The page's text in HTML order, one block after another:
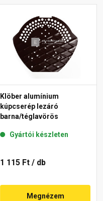
Klöber alumínium
kúpcserép lezáró
barna/téglavörös
Gyártói készleten
1 115 Ft / db
Megnézem